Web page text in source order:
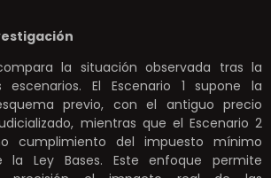
la situación observada tras la
El Escenario 1 supone la
previo, con el antiguo precio
mientras que el Escenario 2
cumplimiento del impuesto mínimo
la Ley Bases. Este enfoque permite